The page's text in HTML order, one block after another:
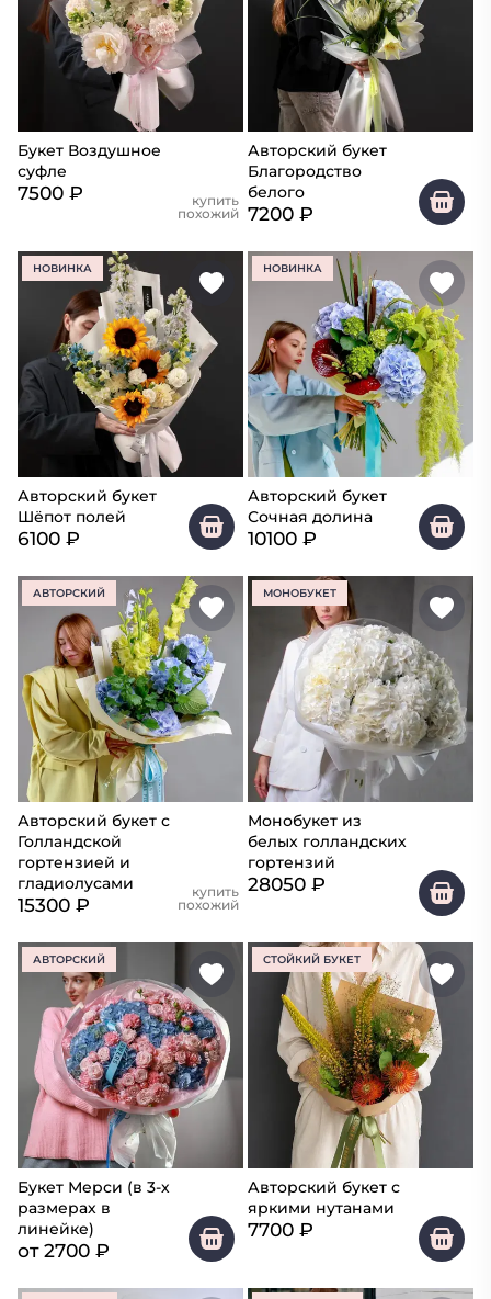
Букет Воздушное
суфле
7500 ₽
купить
похожий
Авторский букет
Благородство
белого
7200 ₽
НОВИНКА
Авторский букет
Шёпот полей
6100 ₽
НОВИНКА
Авторский букет
Сочная долина
10100 ₽
АВТОРСКИЙ
Авторский букет с
Голландской
гортензией и
гладиолусами
15300 ₽
купить
похожий
МОНОБУКЕТ
Монобукет из
белых голландских
гортензий
28050 ₽
АВТОРСКИЙ
Букет Мерси (в 3-х
размерах в
линейке)
от2700 ₽
СТОЙКИЙ БУКЕТ
Авторский букет с
яркими нутанами
7700 ₽